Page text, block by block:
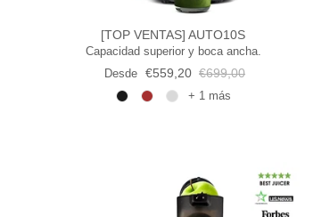
[TOP VENTAS] AUTO10S
Capacidad superior y boca ancha.
Precio de venta
Desde €559,20 Precio normal
€699,00
+ 1 más